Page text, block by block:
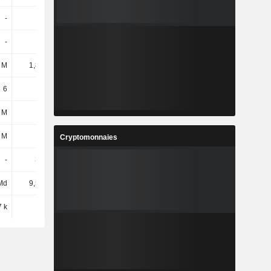
-
-
1,87 Md
6
-
- 375 M
9,59 Md
k
Cryptomonnaies